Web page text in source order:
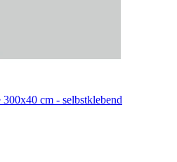
cm - selbstklebend